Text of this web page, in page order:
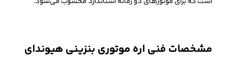
مشخصات فنی اره موتوری بنزینی هیوندای